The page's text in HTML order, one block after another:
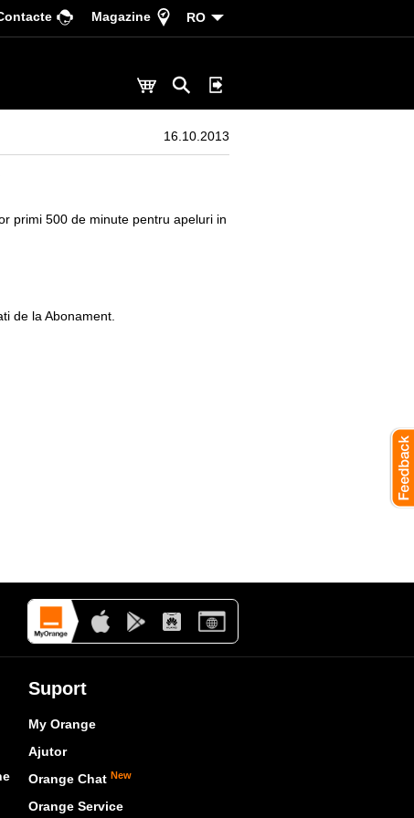
Magazine RO
16.10.2013
primi 500 de minute pentru apeluri in
de la Abonament.
Suport
My Orange
Ajutor
Orange Chat New
Orange Service